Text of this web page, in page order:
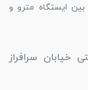
بین ایستگاه مترو و
خیابان سرافراز